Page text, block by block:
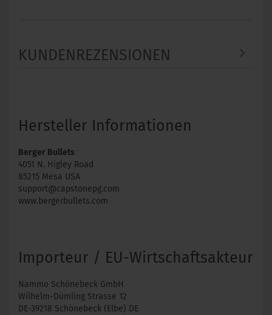
KUNDENREZENSIONEN
Hersteller Informationen
Berger Bullets
4051 N. Higley Road
85215 Mesa USA
support@capstonepg.com
www.bergerbullets.com
Importeur / EU-Wirtschaftsakteur
Nammo Schönebeck GmbH
Wilhelm-Dümling Strasse 12
DE-39218 Schönebeck (Elbe) DE